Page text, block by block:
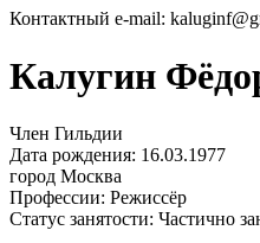
Контактный e-mail:
Калугин
Член Гильдии
Дата рождения: 16.03.1977
город Москва
Профессии: Режиссёр
Статус занятости: Частично